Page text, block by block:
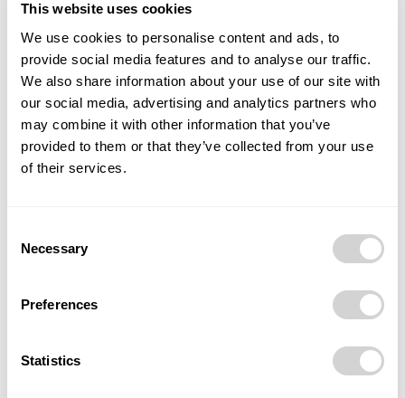
This website uses cookies
We use cookies to personalise content and ads, to
provide social media features and to analyse our traffic.
We also share information about your use of our site with
our social media, advertising and analytics partners who
may combine it with other information that you’ve
provided to them or that they’ve collected from your use
of their services.
Selection
Necessary
Preferences
Statistics
v bezprostřední blízkosti centra města, s výbornou
dostupností MHD a dostatečnou parkovací kapacitou.
Co je však bezpochyby největší přidanou hodnotou, to
je tým lidí, který se pro klienta a jeho projekt nadchne
a pro úspěšnou realizaci udělá maximum. Příště tým
představíme.
Foto: Černá louka
TAGS Černá louka
OSTRAVAINFO!!!